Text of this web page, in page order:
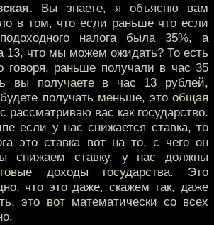
Вы знаете, я объясню вам
в том, что если раньше что если
налога была 35%, а
13, что мы можем ожидать? То есть
говоря, раньше получали в час 35
вы получаете в час 13 рублей,
получать меньше, это общая
рассматриваю вас как государство.
если у нас снижается ставка, то
это ставка вот на то, с чего он
снижаем ставку, у нас должны
доходы государства. Это
что это даже, скажем так, даже
это вот математически со всех